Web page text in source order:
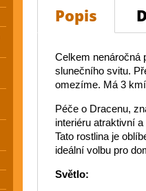
Popis
Celkem nenáročná
slunečního svitu.
omezíme. Má 3
Péče o Dracenu,
interiéru atraktivní
Tato rostlina je
ideální volbu pro
Světlo: